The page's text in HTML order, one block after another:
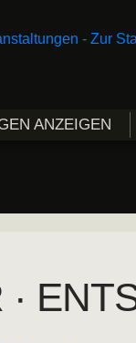
ANZEIGEN